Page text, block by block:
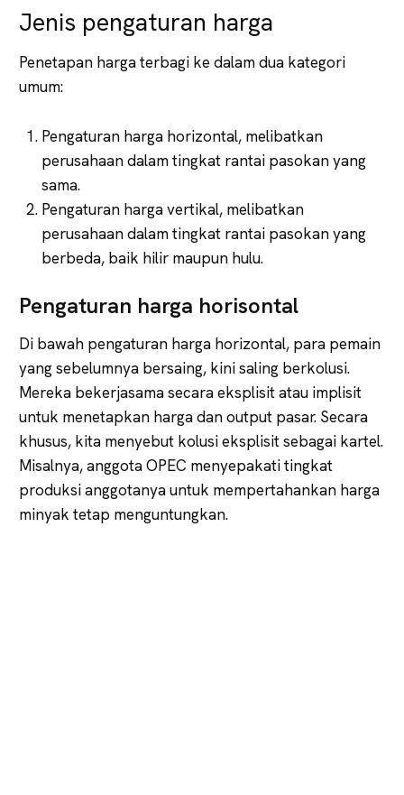
Jenis pengaturan harga
Penetapan harga terbagi ke dalam dua kategori
umum:
Pengaturan harga horizontal, melibatkan
perusahaan dalam tingkat rantai pasokan yang
sama.
Pengaturan harga vertikal, melibatkan
perusahaan dalam tingkat rantai pasokan yang
berbeda, baik hilir maupun hulu.
Pengaturan harga horisontal
Di bawah pengaturan harga horizontal, para pemain
yang sebelumnya bersaing, kini saling berkolusi.
Mereka bekerjasama secara eksplisit atau implisit
untuk menetapkan harga dan output pasar. Secara
khusus, kita menyebut kolusi eksplisit sebagai kartel.
Misalnya, anggota OPEC menyepakati tingkat
produksi anggotanya untuk mempertahankan harga
minyak tetap menguntungkan.